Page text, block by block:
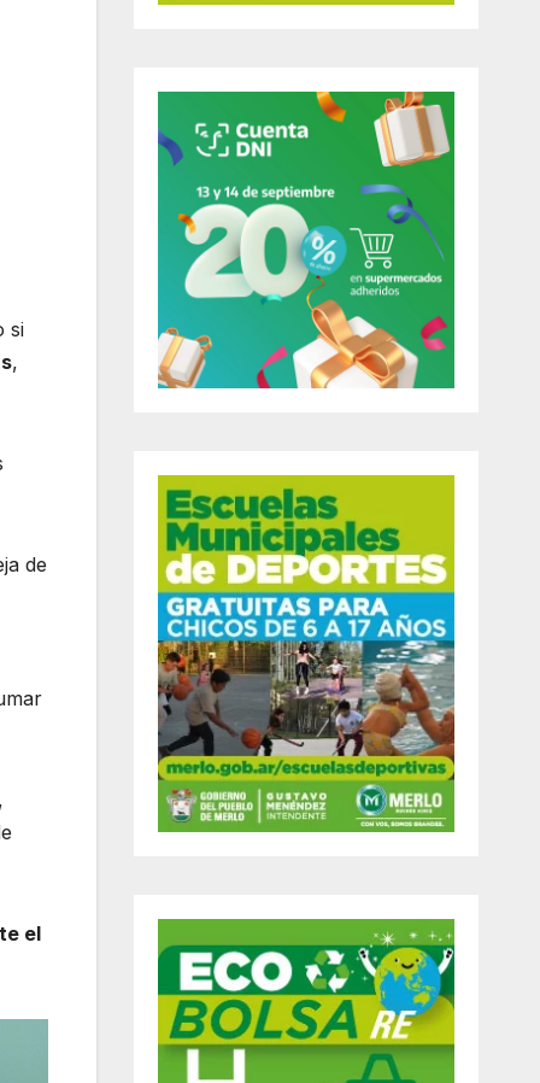
si
,
de
el